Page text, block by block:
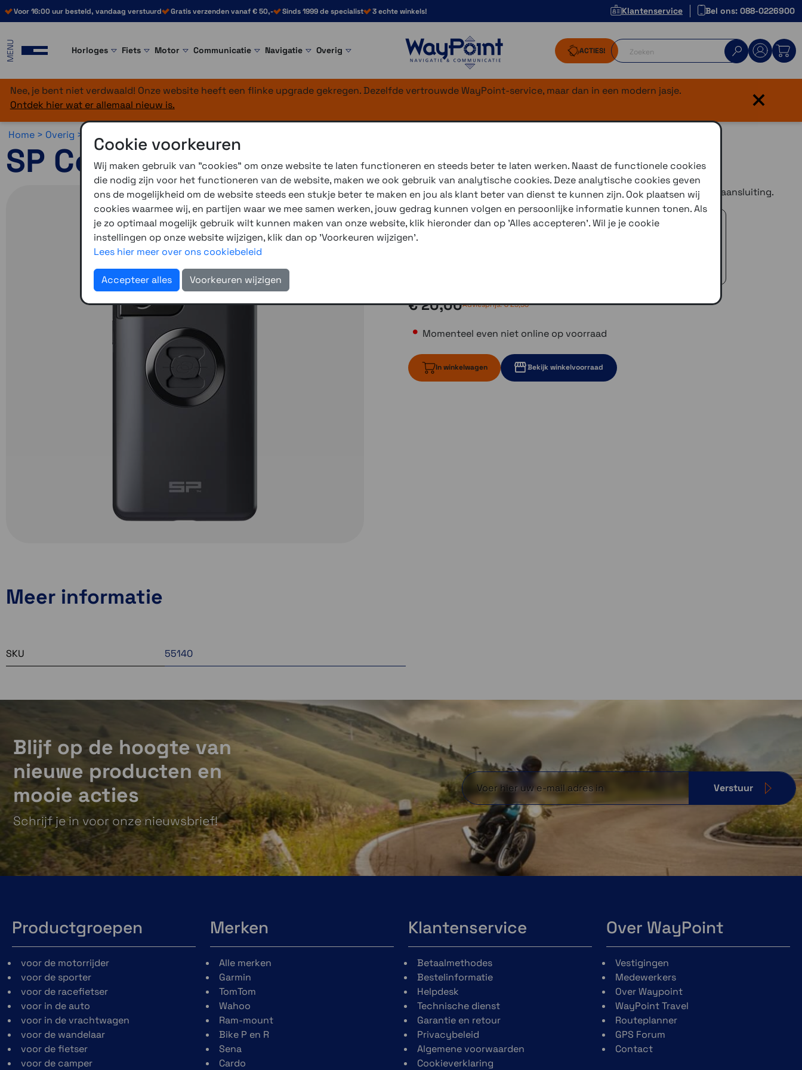
Voor 16:00 uur besteld, vandaag verstuurd Gratis verzenden vanaf € 50,- Sinds 1999 de specialist 3 echte winkels! Klantenservice Bel ons: 088-0226900
MENU Horloges Fiets Motor Communicatie Navigatie Overig ACTIES!
Nee, je bent niet verdwaald! Onze website heeft een flinke upgrade gekregen. Dezelfde vertrouwde WayPoint-service, maar dan in een modern jasje.
Ontdek hier wat er allemaal nieuw is.
×
Home > Overig >
SP Connect Phone Case Galaxy S21 Ultra
Let op; dit betreft niet de SPC+ aansluiting, maar de oudere (rechte) aansluiting.
3 winkels voor uitleg en advies!
voor 16.00 uur besteld, zelfde dag verstuurd (indien voorradig)
€ 20,00Adviesprijs:€ 29,95
Momenteel even niet online op voorraad
In winkelwagen Bekijk winkelvoorraad
Meer informatie
SKU 55140
Blijf op de hoogte van
nieuwe producten en
mooie acties
Schrijf je in voor onze nieuwsbrief!
Verstuur
Productgroepen
voor de motorrijder
voor de sporter
voor de racefietser
voor in de auto
voor in de vrachtwagen
voor de wandelaar
voor de fietser
voor de camper
Merken
Alle merken
Garmin
TomTom
Wahoo
Ram-mount
Bike P en R
Sena
Cardo
Klantenservice
Betaalmethodes
Bestelinformatie
Helpdesk
Technische dienst
Garantie en retour
Privacybeleid
Algemene voorwaarden
Cookieverklaring
Over WayPoint
Vestigingen
Medewerkers
Over Waypoint
WayPoint Travel
Routeplanner
GPS Forum
Contact
Cookie voorkeuren
Wij maken gebruik van "cookies" om onze website te laten functioneren en steeds beter te laten werken. Naast de functionele cookies
die nodig zijn voor het functioneren van de website, maken we ook gebruik van analytische cookies. Deze analytische cookies geven
ons de mogelijkheid om de website steeds een stukje beter te maken en jou als klant beter van dienst te kunnen zijn. Ook plaatsen wij
cookies waarmee wij, en partijen waar we mee samen werken, jouw gedrag kunnen volgen en persoonlijke informatie kunnen tonen. Als
je zo optimaal mogelijk gebruik wilt kunnen maken van onze website, klik hieronder dan op 'Alles accepteren'. Wil je je cookie
instellingen op onze website wijzigen, klik dan op 'Voorkeuren wijzigen'.
Lees hier meer over ons cookiebeleid
Accepteer alles Voorkeuren wijzigen